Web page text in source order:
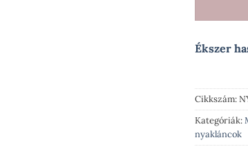
Ékszer
Cikkszám:
Kategóriák:
nyakláncok